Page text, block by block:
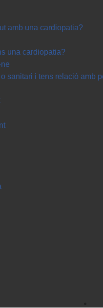
amb una cardiopatia?
una cardiopatia?
sanitari i tens relació amb